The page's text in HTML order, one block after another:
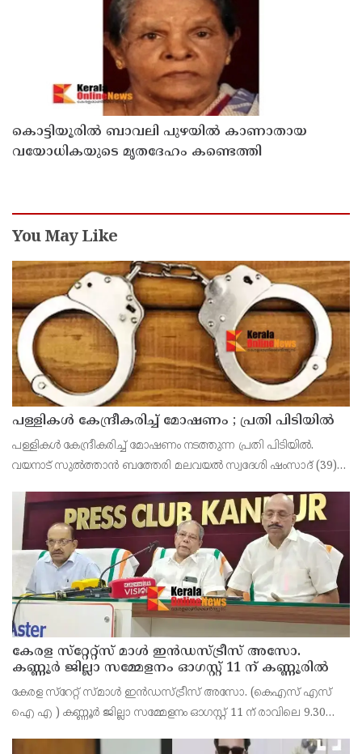
കൊട്ടിയൂരിൽ ബാവലി പുഴയിൽ കാണാതായ
വയോധികയുടെ മൃതദേഹം കണ്ടെത്തി
You May Like
പള്ളികള്‍ കേന്ദ്രീകരിച്ച് മോഷണം ; പ്രതി പിടിയില്‍
പള്ളികള്‍ കേന്ദ്രീകരിച്ച് മോഷണം നടത്തുന്ന പ്രതി പിടിയില്‍.
വയനാട് സുല്‍ത്താന്‍ ബത്തേരി മലവയല്‍ സ്വദേശി ഷംസാദ് (39)
പ്രതിയാണെന്നാണ് പൊലീസ് പറയുന്നത്. കോഴിക്
കേരള സ്‌റ്റേറ്റ്സ് മാൾ ഇൻഡസ്ട്രീസ് അസോ.
കണ്ണൂർ ജില്ലാ സമ്മേളനം ഓഗസ്റ്റ് 11 ന് കണ്ണൂരിൽ
കേരള സ്‌റേറ്റ് സ്മാൾ ഇൻഡസ്ട്രീസ് അസോ. (കെഎസ് എസ്
ഐ എ ) കണ്ണൂർ ജില്ലാ സമ്മേളനം ഓഗസ്റ്റ് 11 ന് രാവിലെ 9.30